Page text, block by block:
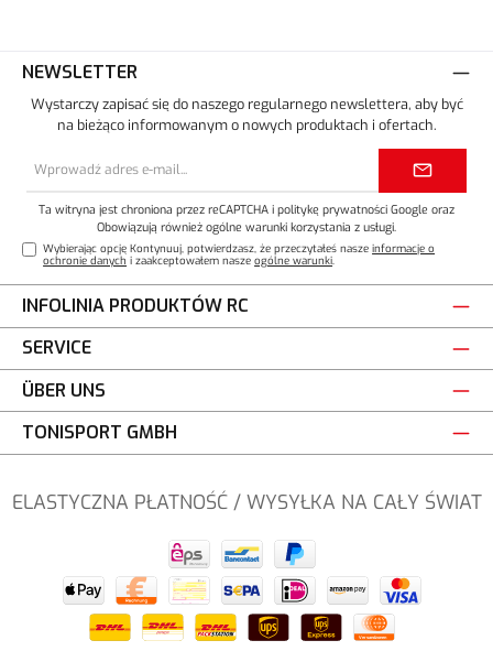
NEWSLETTER
Wystarczy zapisać się do naszego regularnego newslettera, aby być
na bieżąco informowanym o nowych produktach i ofertach.
Ta witryna jest chroniona przez reCAPTCHA i politykę prywatności Google oraz
Obowiązują również ogólne warunki korzystania z usługi
Wybierając opcję Kontynuuj, potwierdzasz, że przeczytałeś naszeinformacje o
ochronie danych i zaakceptowałem naszeogólne warunki.
INFOLINIA PRODUKTÓW RC
SERVICE
ÜBER UNS
TONISPORT GMBH
ELASTYCZNA PŁATNOŚĆ / WYSYŁKA NA CAŁY ŚWIAT